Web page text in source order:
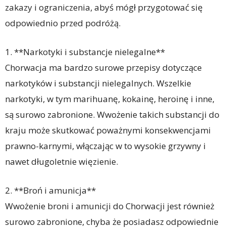
zakazy i ograniczenia, abyś mógł przygotować się
odpowiednio przed podróżą.
1. **Narkotyki i substancje nielegalne**
Chorwacja ma bardzo surowe przepisy dotyczące
narkotyków i substancji nielegalnych. Wszelkie
narkotyki, w tym marihuanę, kokainę, heroinę i inne,
są surowo zabronione. Wwożenie takich substancji do
kraju może skutkować poważnymi konsekwencjami
prawno-karnymi, włączając w to wysokie grzywny i
nawet długoletnie więzienie.
2. **Broń i amunicja**
Wwożenie broni i amunicji do Chorwacji jest również
surowo zabronione, chyba że posiadasz odpowiednie